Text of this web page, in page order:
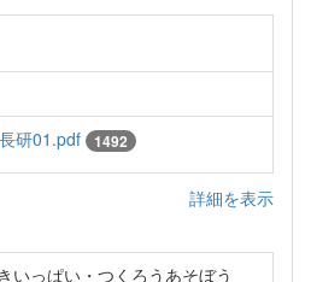
研01.pdf 1492
詳細を表示
いっぱい・つくろうあそぼう